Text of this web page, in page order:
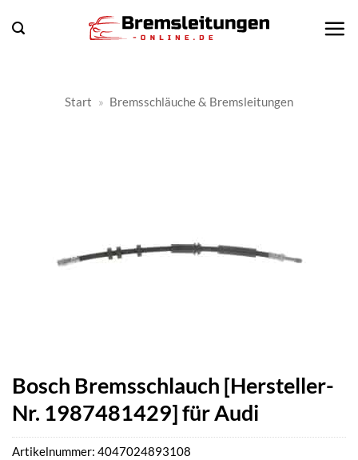
Inhalt
Start » Bremsschläuche & Bremsleitungen
Bosch Bremsschlauch [Hersteller-
Nr. 1987481429] für Audi
Artikelnummer: 4047024893108